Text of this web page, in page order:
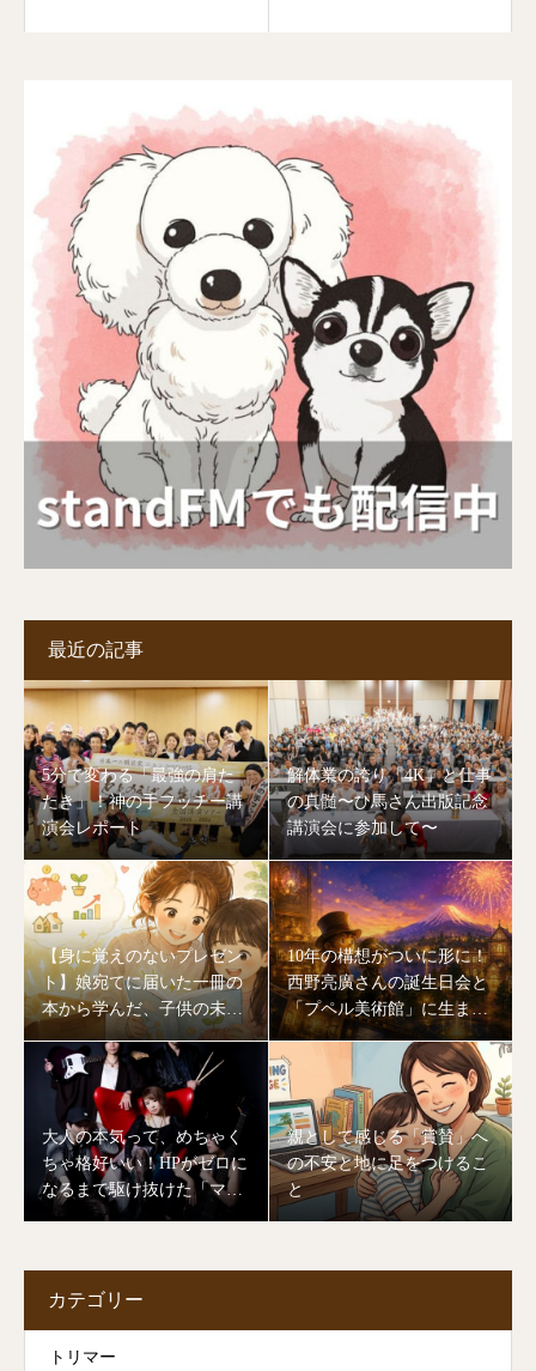
最近の記事
5分で変わる「最強の肩た
たき」！神の手フッチー講
演会レポート
解体業の誇り「4K」と仕事
の真髄〜ひ馬さん出版記念
講演会に参加して〜
【身に覚えのないプレゼン
ト】娘宛てに届いた一冊の
本から学んだ、子供の未来
を作る「大人のあり方」
10年の構想がついに形に！
西野亮廣さんの誕生日会と
「プペル美術館」に生まれ
変わる川口湖の奇跡
大人の本気って、めちゃく
ちゃ格好いい！HPがゼロに
なるまで駆け抜けた「マミ
ヨバンド」ライブの裏側
親として感じる「賞賛」へ
の不安と地に足をつけるこ
と
カテゴリー
トリマー